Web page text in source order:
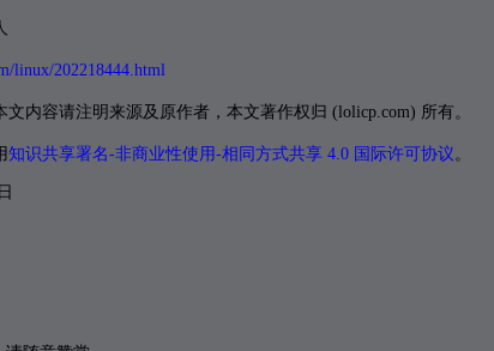
linux/202218444.html
内容请注明来源及原作者，本文著作权归 (lolicp.com) 所有。
知识共享署名-非商业性使用-相同方式共享 4.0 国际许可协议。